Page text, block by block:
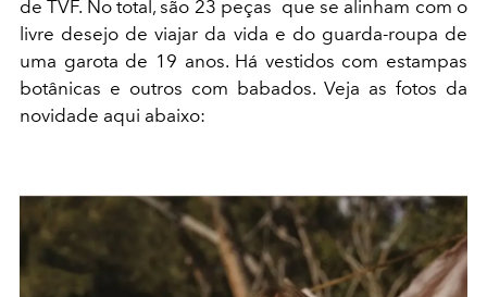
de TVF. No total, são 23 peças que se alinham com o
livre desejo de viajar da vida e do guarda-roupa de
uma garota de 19 anos. Há vestidos com estampas
botânicas e outros com babados. Veja as fotos da
novidade aqui abaixo: